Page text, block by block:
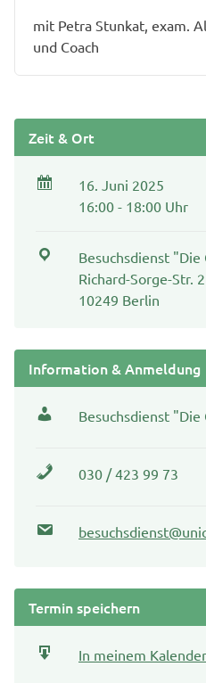
mit Petra Stunkat, exam.
und Coach
Zeit & Ort
16. Juni 2025
16:00 - 18:00 Uhr
Besuchsdienst
Richard-Sorge-Str.
10249 Berlin
Information & Anmeldung
Besuchsdienst
030 / 423 99 73
Termin speichern
In meinem